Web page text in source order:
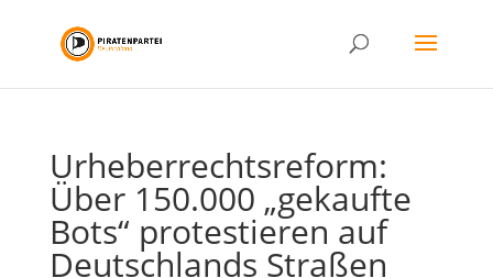
Urheberrechtsreform:
Über 150.000 „gekaufte
Bots“ protestieren auf
Deutschlands Straßen